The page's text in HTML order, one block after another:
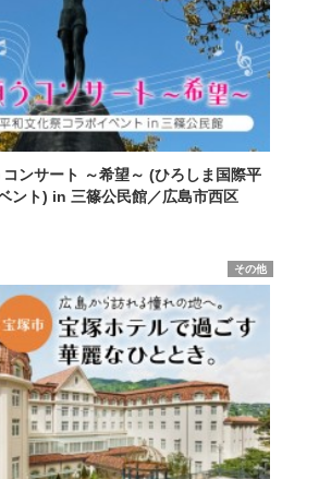
ンサート ～希望～ (ひろしま国際平
ント) in 三篠公民館／広島市西区
その他